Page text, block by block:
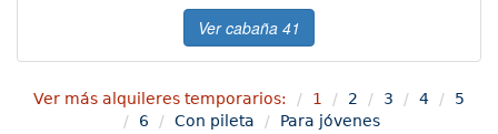
Ver cabaña 41
Ver más alquileres temporarios: 1 2 3 4
5
6
Con pileta Para jóvenes